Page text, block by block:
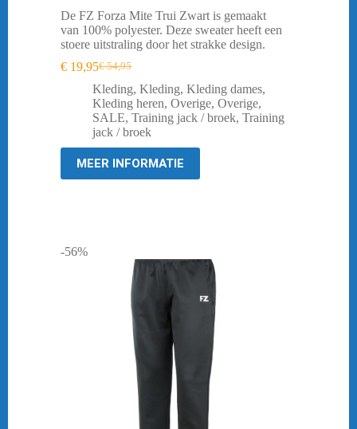
De FZ Forza Mite Trui Zwart is gemaakt
van 100% polyester. Deze sweater heeft een
stoere uitstraling door het strakke design.
€54,95
Oorspronkelijke
prijs
was:
€ 54,95.
€ 19,95Huidige
prijs
is:
€ 19,95.
Kleding, Kleding, Kleding dames,
Kleding heren, Overige, Overige,
SALE, Training jack / broek, Training
jack / broek
MEER INFORMATIE
-56%